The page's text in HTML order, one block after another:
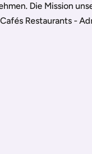
Die Mission
Restaurants -